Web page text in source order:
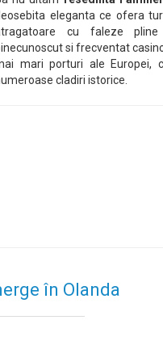
eleganta ce ofera
cu faleze
si frecventat
mari porturi ale Europei,
cladiri istorice.
în Olanda